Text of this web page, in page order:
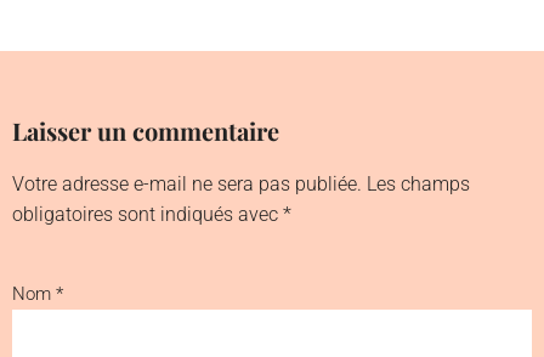
Laisser un commentaire
Votre adresse e-mail ne sera pas publiée. Les champs
obligatoires sont indiqués avec *
Nom *